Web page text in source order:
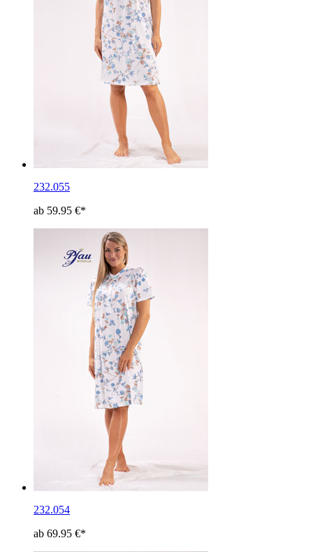
232.055
ab 59.95 €*
232.054
ab 69.95 €*